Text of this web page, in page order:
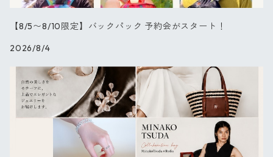
ダリア
バード
【8/5〜8/10限定】バックパック 予約会がスタート！
2026/8/4